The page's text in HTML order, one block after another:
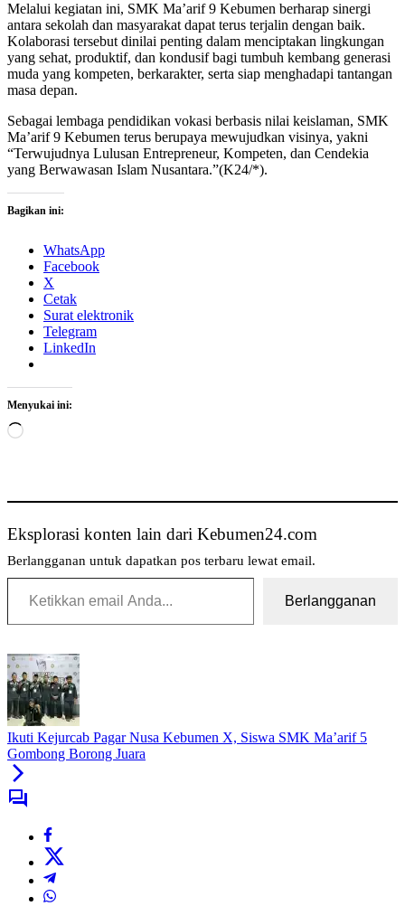
Melalui kegiatan ini, SMK Ma’arif 9 Kebumen berharap sinergi
antara sekolah dan masyarakat dapat terus terjalin dengan baik.
Kolaborasi tersebut dinilai penting dalam menciptakan lingkungan
yang sehat, produktif, dan kondusif bagi tumbuh kembang generasi
muda yang kompeten, berkarakter, serta siap menghadapi tantangan
masa depan.
Sebagai lembaga pendidikan vokasi berbasis nilai keislaman, SMK
Ma’arif 9 Kebumen terus berupaya mewujudkan visinya, yakni
“Terwujudnya Lulusan Entrepreneur, Kompeten, dan Cendekia
yang Berwawasan Islam Nusantara.”(K24/*).
Bagikan ini:
WhatsApp
Facebook
X
Cetak
Surat elektronik
Telegram
LinkedIn
Menyukai ini:
Memuat...
Eksplorasi konten lain dari Kebumen24.com
Berlangganan untuk dapatkan pos terbaru lewat email.
Ketikkan email Anda...
Berlangganan
Tag:
Lewat
Turnamen
Bola
Voli
Bina
Muda
Grogolbeningsari
2026
SMK
Ma’arif
Kebumen
Dukung
Pembinaan
Ikuti Kejurcab Pagar Nusa Kebumen X, Siswa SMK Ma’arif 5
Gombong Borong Juara